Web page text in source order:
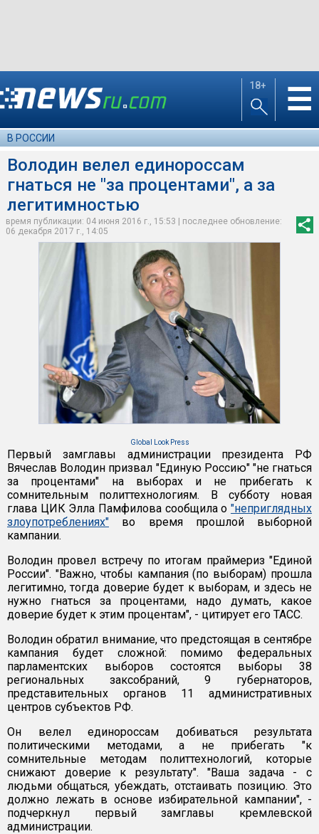
18+ ☰
В РОССИИ
Володин велел единороссам
гнаться не "за процентами", а за
легитимностью
время публикации: 04 июня 2016 г., 15:53 | последнее обновление:
06 декабря 2017 г., 14:05
Global Look Press
Первый замглавы администрации президента РФ
Вячеслав Володин призвал "Единую Россию" "не гнаться
за процентами" на выборах и не прибегать к
сомнительным политтехнологиям. В субботу новая
глава ЦИК Элла Памфилова сообщила о "неприглядных
злоупотреблениях" во время прошлой выборной
кампании.
Володин провел встречу по итогам праймериз "Единой
России". "Важно, чтобы кампания (по выборам) прошла
легитимно, тогда доверие будет к выборам, и здесь не
нужно гнаться за процентами, надо думать, какое
доверие будет к этим процентам", - цитирует его ТАСС.
Володин обратил внимание, что предстоящая в сентябре
кампания будет сложной: помимо федеральных
парламентских выборов состоятся выборы 38
региональных заксобраний, 9 губернаторов,
представительных органов 11 административных
центров субъектов РФ.
Он велел единороссам добиваться результата
политическими методами, а не прибегать "к
сомнительные методам политтехнологий, которые
снижают доверие к результату". "Ваша задача - с
людьми общаться, убеждать, отстаивать позицию. Это
должно лежать в основе избирательной кампании", -
подчеркнул первый замглавы кремлевской
администрации.